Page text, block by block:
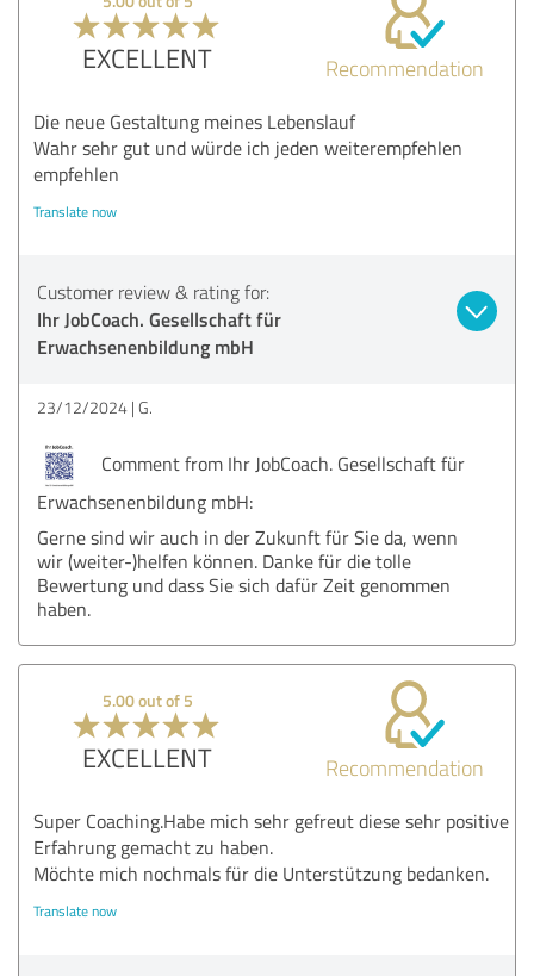
EXCELLENT Recommendation
Die neue Gestaltung meines Lebenslauf
Wahr sehr gut und würde ich jeden weiterempfehlen
empfehlen
Translate now
Customer review & rating for:
Ihr JobCoach. Gesellschaft für
Erwachsenenbildung mbH
23/12/2024 G.
Comment from Ihr JobCoach. Gesellschaft für
Erwachsenenbildung mbH:
Gerne sind wir auch in der Zukunft für Sie da, wenn
wir (weiter-)helfen können. Danke für die tolle
Bewertung und dass Sie sich dafür Zeit genommen
haben.
5.00 out of 5
EXCELLENT Recommendation
Super Coaching.Habe mich sehr gefreut diese sehr positive
Erfahrung gemacht zu haben.
Möchte mich nochmals für die Unterstützung bedanken.
Translate now